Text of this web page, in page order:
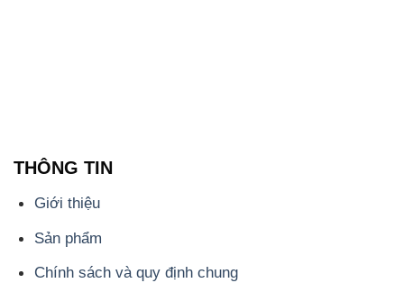
THÔNG TIN
Giới thiệu
Sản phẩm
Chính sách và quy định chung